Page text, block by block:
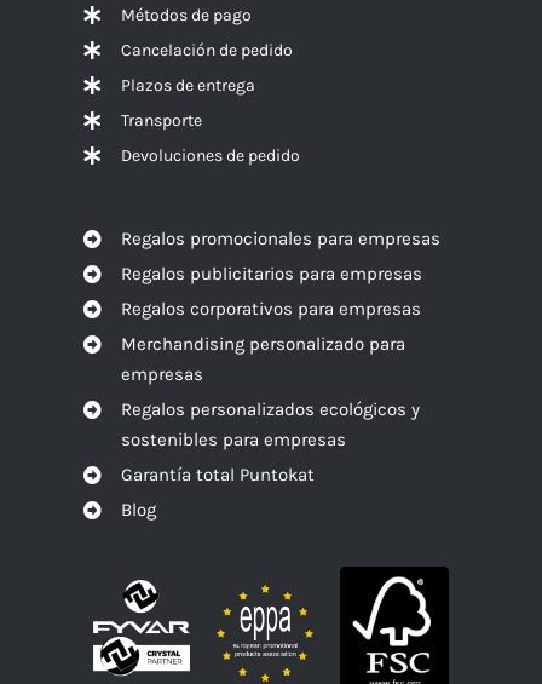
Métodos de pago
Cancelación de pedido
Plazos de entrega
Transporte
Devoluciones de pedido
Regalos promocionales para empresas
Regalos publicitarios para empresas
Regalos corporativos para empresas
Merchandising personalizado para
empresas
Regalos personalizados ecológicos y
sostenibles para empresas
Garantía total Puntokat
Blog